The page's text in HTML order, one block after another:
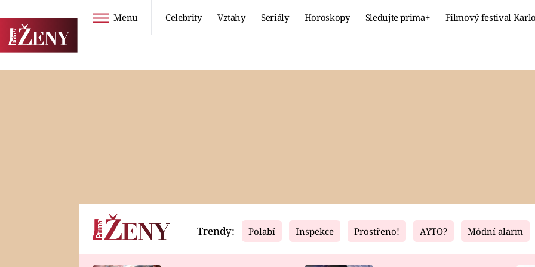
Menu Celebrity Vztahy Seriály Horoskopy Sledujte prima+ Filmový festival
Horoskopy Video Fresh Living
Trendy: Polabí Inspekce Prostřeno! AYTO? Módní alarm